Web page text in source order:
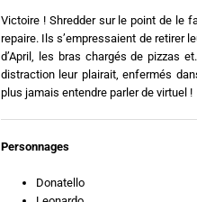
Victoire ! Shredder sur le point de le
repaire. Ils s’empressaient de retirer
d’April, les bras chargés de pizzas
distraction leur plairait, enfermés
plus jamais entendre parler de virtuel !
Personnages
Donatello